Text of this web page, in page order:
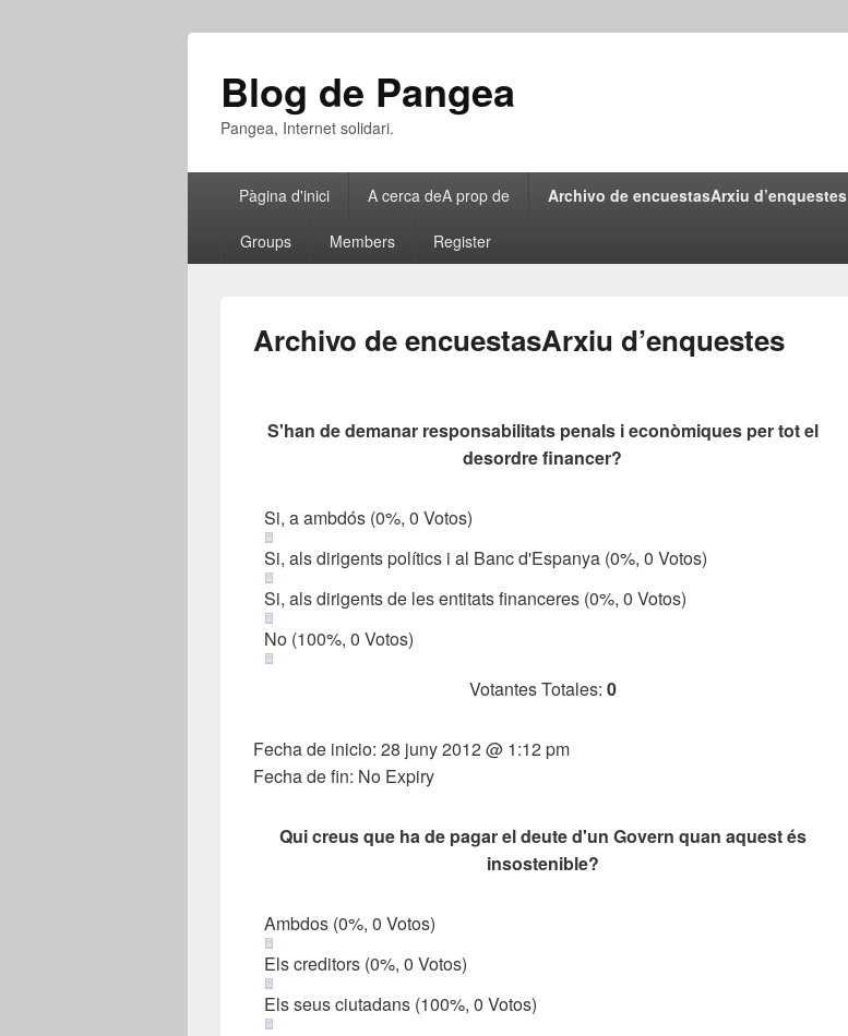
Blog de Pangea
Pangea, Internet solidari.
principalPàgina d'inici A cerca deA prop de Archivo de encuestasArxiu d’enquestes
Groups Members Register
Archivo de encuestasArxiu d’enquestes
S'han de demanar responsabilitats penals i econòmiques per tot el
desordre financer?
Si, a ambdós (0%, 0 Votos)
Si, als dirigents polítics i al Banc d'Espanya (0%, 0 Votos)
Si, als dirigents de les entitats financeres (0%, 0 Votos)
No (100%, 0 Votos)
Votantes Totales: 0
Fecha de inicio: 28 juny 2012 @ 1:12 pm
Fecha de fin: No Expiry
Qui creus que ha de pagar el deute d'un Govern quan aquest és
insostenible?
Ambdos (0%, 0 Votos)
Els creditors (0%, 0 Votos)
Els seus ciutadans (100%, 0 Votos)